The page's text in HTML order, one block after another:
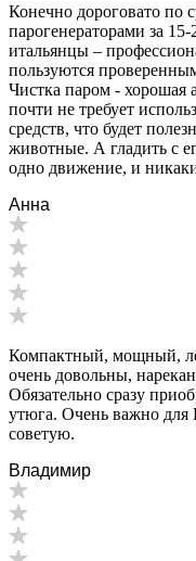
Конечно дороговато по
парогенераторами за
итальянцы –
пользуются
Чистка паром - хорошая
почти не требует
средств, что будет
животные. А гладить с
одно движение, и
Анна
Компактный, мощный,
очень довольны,
Обязательно сразу
утюга. Очень важно
советую.
Владимир